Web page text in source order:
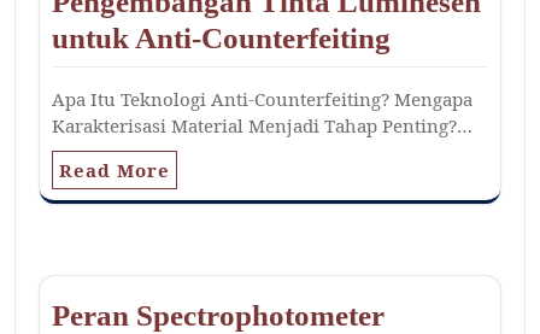
untuk Anti-Counterfeiting
Apa Itu Teknologi Anti-Counterfeiting? Mengapa
Karakterisasi Material Menjadi Tahap Penting?…
Read More
Peran Spectrophotometer